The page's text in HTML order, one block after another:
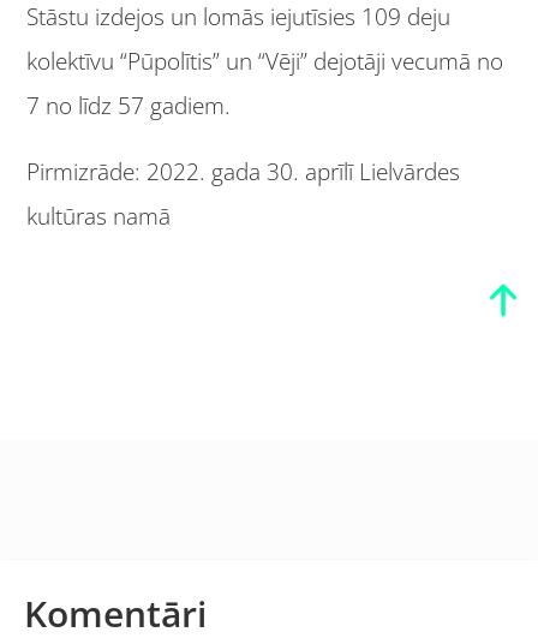
Stāstu izdejos un lomās iejutīsies 109 deju
kolektīvu “Pūpolītis” un “Vēji” dejotāji vecumā no
7 no līdz 57 gadiem.
Pirmizrāde: 2022. gada 30. aprīlī Lielvārdes
kultūras namā
Komentāri